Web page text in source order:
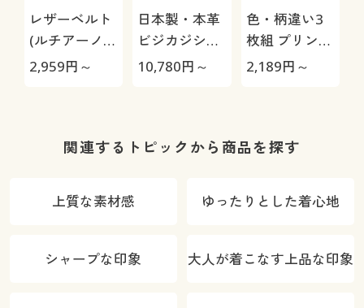
レザーベルト
(ルチアーノ
バレンチノ)
2,959円～
日本製・本革
ビジカジシュ
ーズ4E(リナ
10,780円～
色・柄違い3
枚組 プリント
トランクス/綿
2,189円～
関連するトピックから商品を探す
上質な素材感 ゆったりとした着心地
シャープな印象 大人が着こなす上品な印象